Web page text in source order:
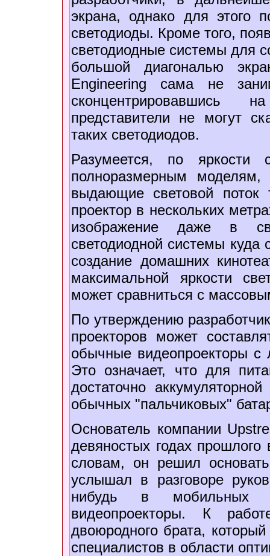
экрана, однако для этого
светодиоды. Кроме того,
светодиодные системы для
большой диагональю
Engineering сама не
сконцентрировавшись
представители не могут
таких светодиодов.
Разумеется, по яркости
полноразмерным
выдающие световой
проектор в нескольких
изображение даже в
светодиодной системы
создание домашних
максимальной яркости
может сравниться с
По утверждению
проекторов может
обычные видеопроекторы с
Это означает, что для
достаточно
обычных "пальчиковых"
Основатель компании
девяностых годах
словам, он решил
услышал в разговоре
нибудь в мобильных
видеопроекторы. К
двоюродного брата,
специалистов в области